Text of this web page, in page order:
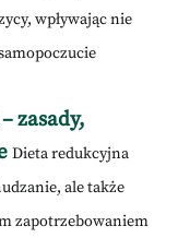
wpływając nie
zasady,
Dieta redukcyjna
ale także
zapotrzebowaniem